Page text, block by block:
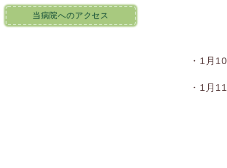
・1月
・1月
当病院へのアクセス